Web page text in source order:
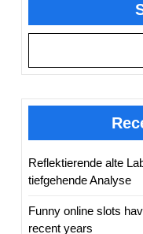
Reflektierende alte
tiefgehende Analyse
Funny online slots
recent years